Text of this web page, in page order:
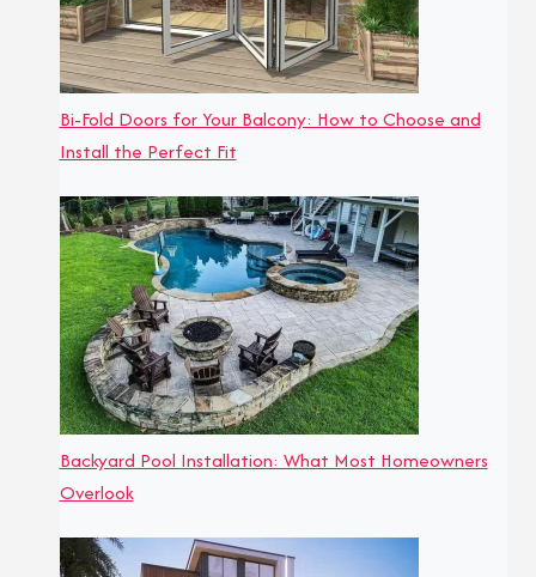
Bi-Fold Doors for Your Balcony: How to Choose and
Install the Perfect Fit
Backyard Pool Installation: What Most Homeowners
Overlook